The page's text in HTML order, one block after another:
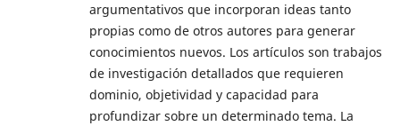
argumentativos que incorporan ideas tanto
propias como de otros autores para generar
conocimientos nuevos. Los artículos son trabajos
de investigación detallados que requieren
dominio, objetividad y capacidad para
profundizar sobre un determinado tema. La